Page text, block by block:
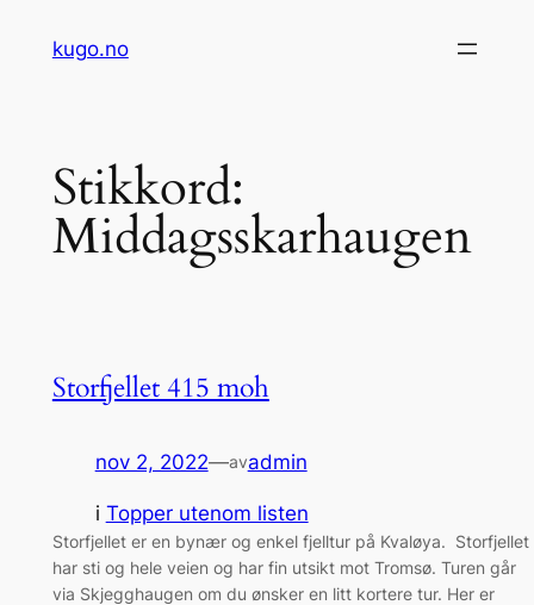
kugo.no
Stikkord:
Middagsskarhaugen
Storfjellet 415 moh
nov 2, 2022—avadmin
i Topper utenom listen
Storfjellet er en bynær og enkel fjelltur på Kvaløya. Storfjellet
har sti og hele veien og har fin utsikt mot Tromsø. Turen går
via Skjegghaugen om du ønsker en litt kortere tur. Her er